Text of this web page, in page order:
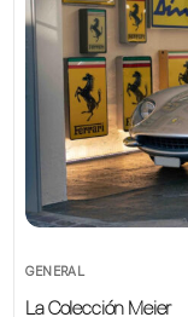
GENERAL
La Colección Meier